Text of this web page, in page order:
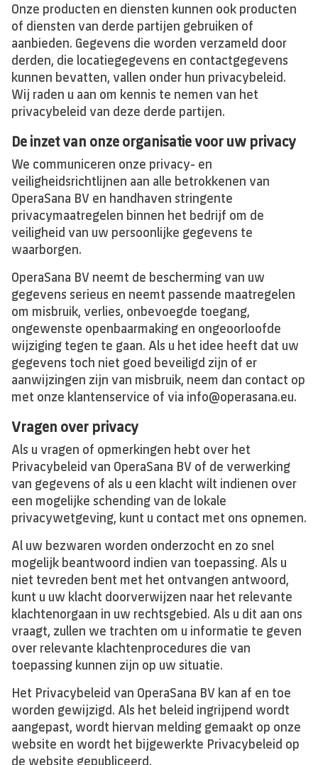
Onze producten en diensten kunnen ook producten
of diensten van derde partijen gebruiken of
aanbieden. Gegevens die worden verzameld door
derden, die locatiegegevens en contactgegevens
kunnen bevatten, vallen onder hun privacybeleid.
Wij raden u aan om kennis te nemen van het
privacybeleid van deze derde partijen.
De inzet van onze organisatie voor uw privacy
We communiceren onze privacy- en
veiligheidsrichtlijnen aan alle betrokkenen van
OperaSana BV en handhaven stringente
privacymaatregelen binnen het bedrijf om de
veiligheid van uw persoonlijke gegevens te
waarborgen.
OperaSana BV neemt de bescherming van uw
gegevens serieus en neemt passende maatregelen
om misbruik, verlies, onbevoegde toegang,
ongewenste openbaarmaking en ongeoorloofde
wijziging tegen te gaan. Als u het idee heeft dat uw
gegevens toch niet goed beveiligd zijn of er
aanwijzingen zijn van misbruik, neem dan contact op
met onze klantenservice of via info@operasana.eu.
Vragen over privacy
Als u vragen of opmerkingen hebt over het
Privacybeleid van OperaSana BV of de verwerking
van gegevens of als u een klacht wilt indienen over
een mogelijke schending van de lokale
privacywetgeving, kunt u contact met ons opnemen.
Al uw bezwaren worden onderzocht en zo snel
mogelijk beantwoord indien van toepassing. Als u
niet tevreden bent met het ontvangen antwoord,
kunt u uw klacht doorverwijzen naar het relevante
klachtenorgaan in uw rechtsgebied. Als u dit aan ons
vraagt, zullen we trachten om u informatie te geven
over relevante klachtenprocedures die van
toepassing kunnen zijn op uw situatie.
Het Privacybeleid van OperaSana BV kan af en toe
worden gewijzigd. Als het beleid ingrijpend wordt
aangepast, wordt hiervan melding gemaakt op onze
website en wordt het bijgewerkte Privacybeleid op
de website gepubliceerd.